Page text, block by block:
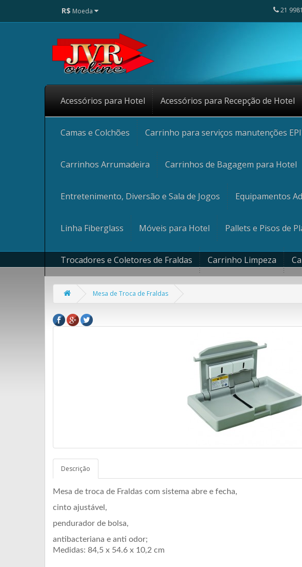
R$ Moeda 21
Acessórios para Hotel Acessórios para Recepção de Hotel
Camas e Colchões Carrinho para serviços manutenções
Carrinhos Arrumadeira Carrinhos de Bagagem para Hotel
Entretenimento, Diversão e Sala de Jogos Equipamentos
Linha Fiberglass Móveis para Hotel Pallets e Pisos de
Trocadores e Coletores de Fraldas Carrinho Limpeza
Mesa de Troca de Fraldas
Descrição
Mesa de troca de Fraldas com sistema abre e fecha,
cinto ajustável,
pendurador de bolsa,
antibacteriana e anti odor;
Medidas: 84,5 x 54.6 x 10,2 cm